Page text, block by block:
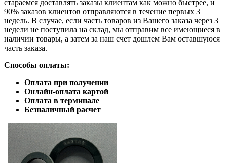
стараемся доставлять заказы клиентам как можно быстрее, и
90% заказов клиентов отправляются в течение первых 3
недель. В случае, если часть товаров из Вашего заказа через 3
недели не поступила на склад, мы отправим все имеющиеся в
наличии товары, а затем за наш счет дошлем Вам оставшуюся
часть заказа.
Способы оплаты:
Оплата при получении
Онлайн-оплата картой
Оплата в терминале
Безналичный расчет